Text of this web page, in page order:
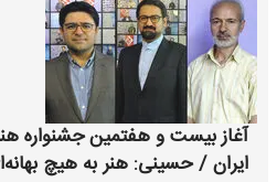
آغاز بیست و هفتمین جشنواره
ایران / حسینی: هنر به هیچ